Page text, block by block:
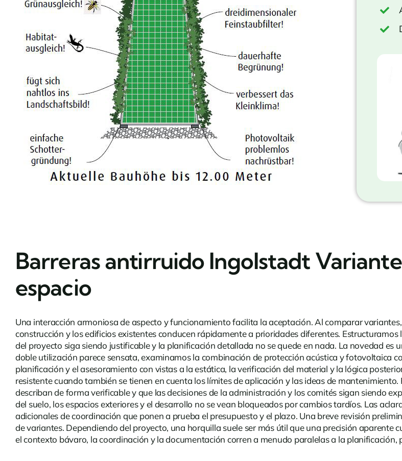
Barreras antirruido Ingolstadt
espacio
Una interacción armoniosa de aspecto y funcionamiento facilita la aceptación. Al comparar
construcción y los edificios existentes conducen rápidamente a prioridades diferentes.
del proyecto siga siendo justificable y la planificación detallada no se quede en nada. La novedad es
doble utilización parece sensata, examinamos la combinación de protección acústica y fotovoltaica
planificación y el asesoramiento con vistas a la estática, la verificación del material y la lógica
resistente cuando también se tienen en cuenta los límites de aplicación y las ideas de
describan de forma verificable y que las decisiones de la administración y los comités sigan siendo
del suelo, los espacios exteriores y el desarrollo no se vean bloqueados por cambios tardíos. Las
adicionales de coordinación que ponen a prueba el presupuesto y el plazo. Una breve revisión
de variantes. Dependiendo del proyecto, una horquilla suele ser más útil que una precisión aparente
el contexto bávaro, la coordinación y la documentación corren a menudo paralelas a la